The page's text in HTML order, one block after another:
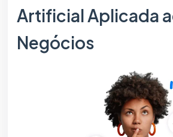
Artificial Aplicada
Negócios